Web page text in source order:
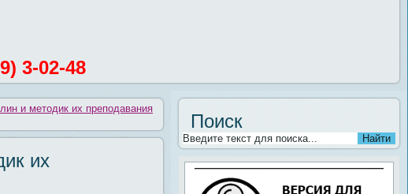
3-02-48
и методик их преподавания
их
Поиск